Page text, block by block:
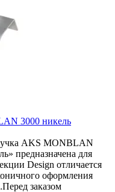
3000 никель
AKS MONBLAN
предназначена для
Design отличается
оформления
заказом